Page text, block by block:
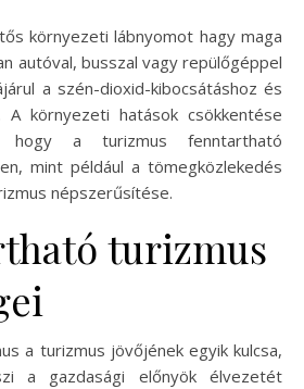
környezeti lábnyomot hagy maga
autóval, busszal vagy repülőgéppel
a szén-dioxid-kibocsátáshoz és
A környezeti hatások csökkentése
hogy a turizmus fenntartható
mint például a tömegközlekedés
népszerűsítése.
turizmus
a turizmus jövőjének egyik kulcsa,
a gazdasági előnyök élvezetét